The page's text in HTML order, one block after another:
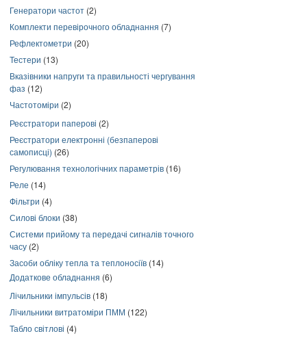
Генератори частот (2)
Комплекти перевірочного обладнання (7)
Рефлектометри (20)
Тестери (13)
Вказівники напруги та правильності чергування
фаз (12)
Частотоміри (2)
Реєстратори паперові (2)
Реєстратори електронні (безпаперові
самописці) (26)
Регулювання технологічних параметрів (16)
Реле (14)
Фільтри (4)
Силові блоки (38)
Системи прийому та передачі сигналів точного
часу (2)
Засоби обліку тепла та теплоносіїв (14)
Додаткове обладнання (6)
Лічильники імпульсів (18)
Лічильники витратоміри ПММ (122)
Табло світлові (4)